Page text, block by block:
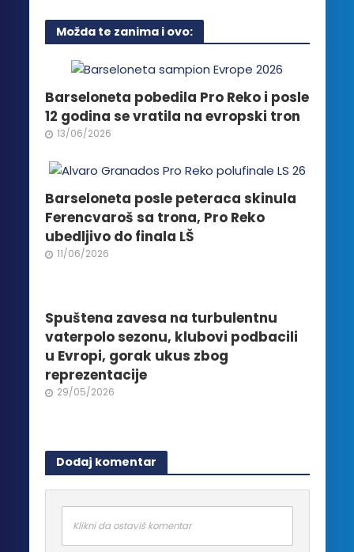
više
varijanti.
mogu
biti
izabrane
na
proizvoda.
Možda te zanima i ovo:
Barseloneta pobedila Pro Reko i posle
12 godina se vratila na evropski tron
13/06/2026
Barseloneta posle peteraca skinula
Ferencvaroš sa trona, Pro Reko
ubedljivo do finala LŠ
11/06/2026
Spuštena zavesa na turbulentnu
vaterpolo sezonu, klubovi podbacili
u Evropi, gorak ukus zbog
reprezentacije
29/05/2026
Dodaj komentar
Klikni da ostaviš komentar